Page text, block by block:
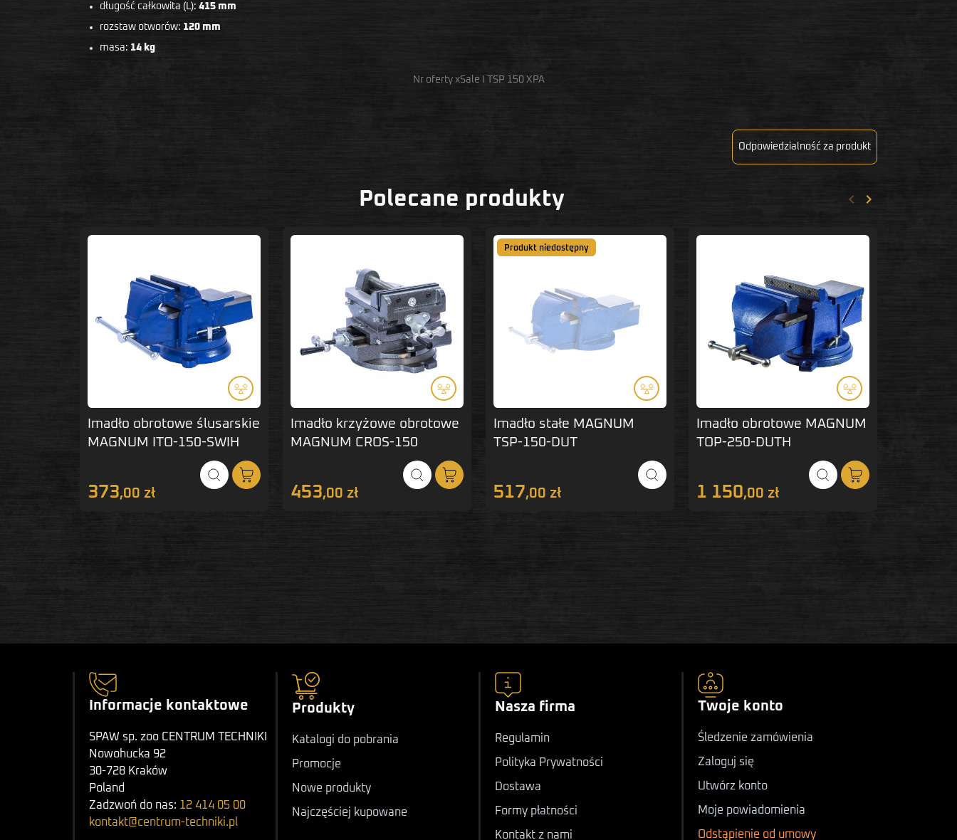
długość całkowita (L): 415 mm
rozstaw otworów: 120 mm
masa: 14 kg
Nr oferty xSale I TSP 150 XPA
Odpowiedzialność za produkt
Polecane produkty Poprzedni
keyboard_arrow_left Następny
keyboard_arrow_right
Imadło obrotowe ślusarskie
MAGNUM ITO-150-SWIH
373,00 zł
Imadło krzyżowe obrotowe
MAGNUM CROS-150
453,00 zł
Produkt niedostępny
Imadło stałe MAGNUM
TSP-150-DUT
517,00 zł
Imadło obrotowe MAGNUM
TOP-250-DUTH
1 150,00 zł
Informacje kontaktowe
SPAW sp. zoo CENTRUM TECHNIKI
Nowohucka 92
30-728 Kraków
Poland
Zadzwoń do nas: 12 414 05 00
kontakt@centrum-techniki.pl
Produkty
Katalogi do pobrania
Promocje
Nowe produkty
Najczęściej kupowane
Nasza firma
Regulamin
Polityka Prywatności
Dostawa
Formy płatności
Kontakt z nami
Twoje konto
Śledzenie zamówienia
Zaloguj się
Utwórz konto
Moje powiadomienia
Odstąpienie od umowy